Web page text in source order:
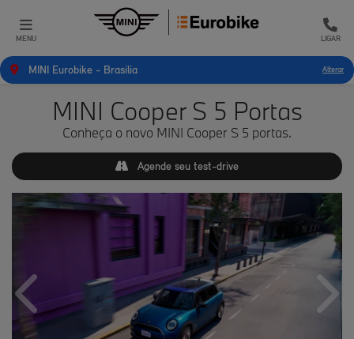
MENU LIGAR
MINI Eurobike - Brasilia Alterar
MINI Cooper S 5 Portas
Conheça o novo MINI Cooper S 5 portas.
Agende seu test-drive
Anterior